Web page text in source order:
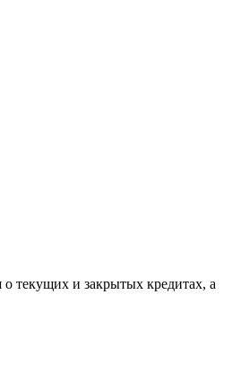
текущих и закрытых кредитах, а